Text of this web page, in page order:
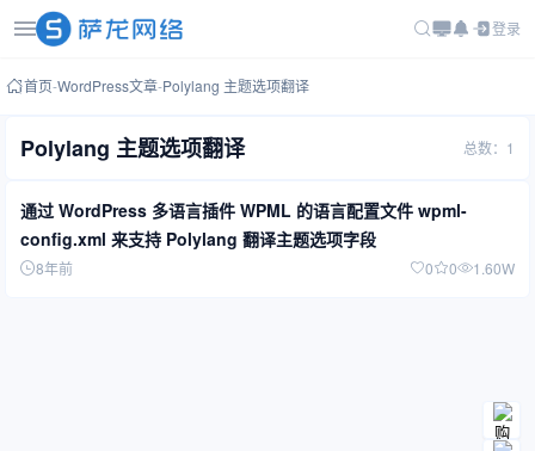
登录
首页-WordPress文章-Polylang 主题选项翻译
Polylang 主题选项翻译 总数：1
通过 WordPress 多语言插件 WPML 的语言配置文件 wpml-
config.xml 来支持 Polylang 翻译主题选项字段
8年前 0 0 1.60W